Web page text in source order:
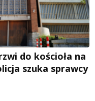
do kościoła na
szuka sprawcy